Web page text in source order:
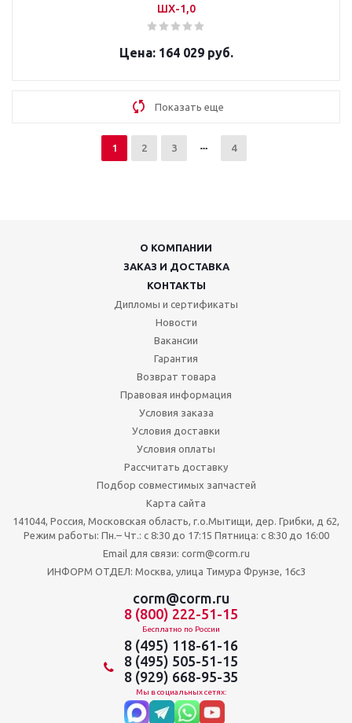
ШХ-1,0
164 029 руб.
Показать еще
1 2 3 4
О КОМПАНИИ
ЗАКАЗ И ДОСТАВКА
КОНТАКТЫ
Дипломы и сертификаты
Новости
Вакансии
Гарантия
Возврат товара
Правовая информация
Условия заказа
Условия доставки
Условия оплаты
Рассчитать доставку
Подбор совместимых запчастей
Карта сайта
141044, Россия, Московская область, г.о.Мытищи, дер. Грибки, д 62,
Режим работы: Пн.– Чт.: с 8:30 до 17:15 Пятница: c 8:30 до 16:00
Email для связи: corm@corm.ru
ИНФОРМ ОТДЕЛ: Москва, улица Тимура Фрунзе, 16с3
corm@corm.ru
8 (800) 222-51-15
Бесплатно по России
8 (495) 118-61-16
8 (495) 505-51-15
8 (929) 668-95-35
Мы в социальных сетях: